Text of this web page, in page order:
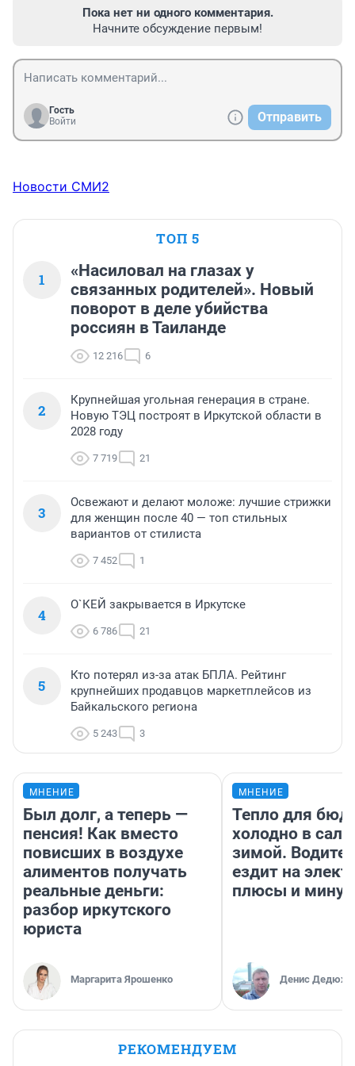
Пока нет ни одного комментария.
Начните обсуждение первым!
Гость
Войти
Отправить
Новости СМИ2
ТОП 5
1
«Насиловал на глазах у
связанных родителей». Новый
поворот в деле убийства
россиян в Таиланде
12 216 6
2
Крупнейшая угольная генерация в стране.
Новую ТЭЦ построят в Иркутской области в
2028 году
7 719 21
3
Освежают и делают моложе: лучшие стрижки
для женщин после 40 — топ стильных
вариантов от стилиста
7 452 1
4
О`КЕЙ закрывается в Иркутске
6 786 21
5
Кто потерял из-за атак БПЛА. Рейтинг
крупнейших продавцов маркетплейсов из
Байкальского региона
5 243 3
МНЕНИЕ
Был долг, а теперь —
пенсия! Как вместо
повисших в воздухе
алиментов получать
реальные деньги:
разбор иркутского
юриста
Маргарита Ярошенко
МНЕНИЕ
Тепло для
холодно в
зимой.
ездит на
плюсы и
Денис
РЕКОМЕНДУЕМ